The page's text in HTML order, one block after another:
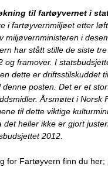
til fartøyvernet i
i fartøyvernmiljøet etter
miljøvernministeren i
har stått stille de siste
og framover. I
dette er driftsstilskuddet
posten. Det er et
Årsmøtet i Norsk
til dette viktige
det heller ikke er gjort
2012.
for Fartøyvern finn du her;